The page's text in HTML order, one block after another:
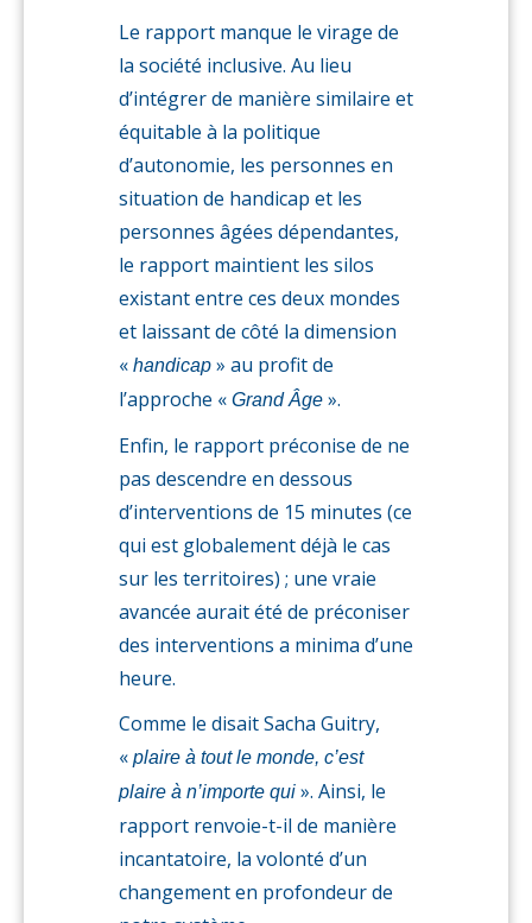
Le rapport manque le virage de
la société inclusive. Au lieu
d’intégrer de manière similaire et
équitable à la politique
d’autonomie, les personnes en
situation de handicap et les
personnes âgées dépendantes,
le rapport maintient les silos
existant entre ces deux mondes
et laissant de côté la dimension
« handicap » au profit de
l’approche « Grand Âge ».
Enfin, le rapport préconise de ne
pas descendre en dessous
d’interventions de 15 minutes (ce
qui est globalement déjà le cas
sur les territoires) ; une vraie
avancée aurait été de préconiser
des interventions a minima d’une
heure.
Comme le disait Sacha Guitry,
« plaire à tout le monde, c’est
plaire à n’importe qui ». Ainsi, le
rapport renvoie-t-il de manière
incantatoire, la volonté d’un
changement en profondeur de